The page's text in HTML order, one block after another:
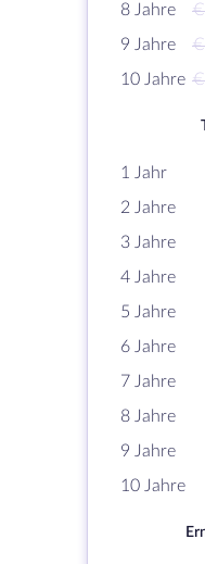
8 Jahre
€
9 Jahre
€
10 Jahre €
1 Jahr
2 Jahre
3 Jahre
4 Jahre
5 Jahre
6 Jahre
7 Jahre
8 Jahre
9 Jahre
10 Jahre